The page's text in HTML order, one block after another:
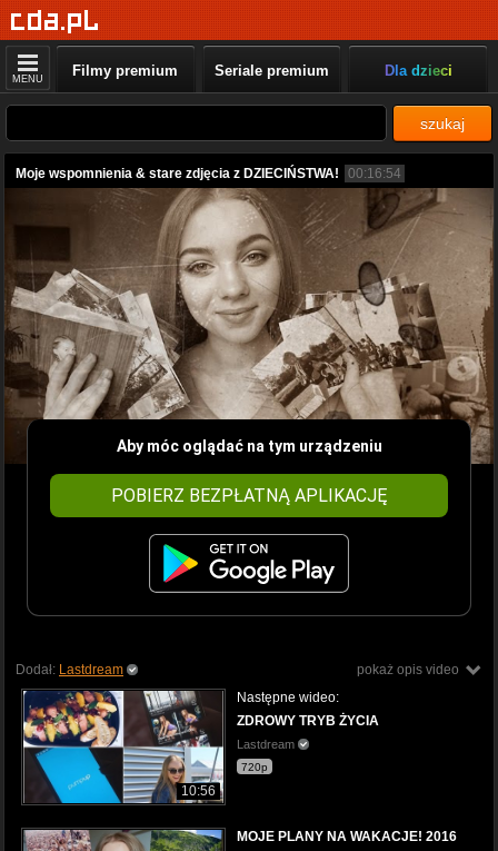
MENU Filmy premium Seriale premium Dla dzieci
szukaj
Moje wspomnienia & stare zdjęcia z DZIECIŃSTWA! 00:16:54
Aby móc oglądać na tym urządzeniu
POBIERZ BEZPŁATNĄ APLIKACJĘ
pokaż opis video
Dodał: Lastdream
10:56
Następne wideo:
ZDROWY TRYB ŻYCIA
Lastdream
720p
MOJE PLANY NA WAKACJE! 2016